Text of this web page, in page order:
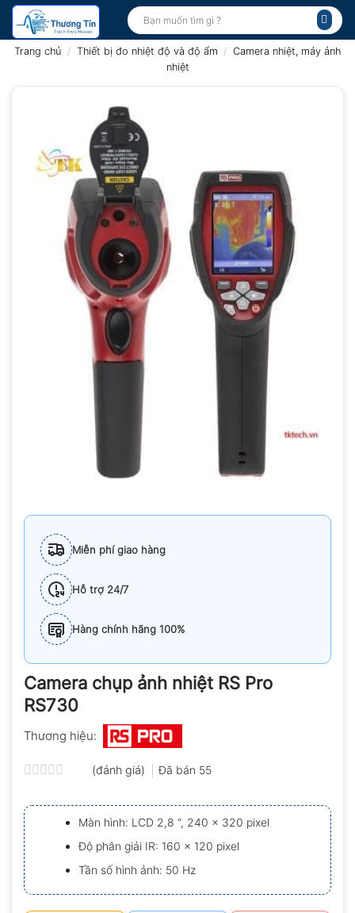
Bỏ
qua
nội
Tìm
kiếm:
Trang chủ / Thiết bị đo nhiệt độ và độ ẩm / Camera nhiệt, máy ảnh
nhiệt
Miễn phí giao hàng
Hỗ trợ 24/7
Hàng chính hãng 100%
Camera chụp ảnh nhiệt RS Pro
RS730
Thương hiệu:
hạng
0.0
5
sao
(đánh giá) Đã bán 55
Màn hình: LCD 2,8 “, 240 x 320 pixel
Độ phân giải IR: 160 x 120 pixel
Tần số hình ảnh: 50 Hz